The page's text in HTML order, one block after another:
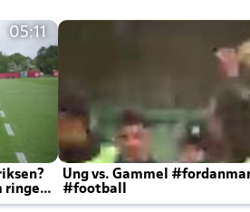
05:11
ringer
Ung vs. Gammel
#football